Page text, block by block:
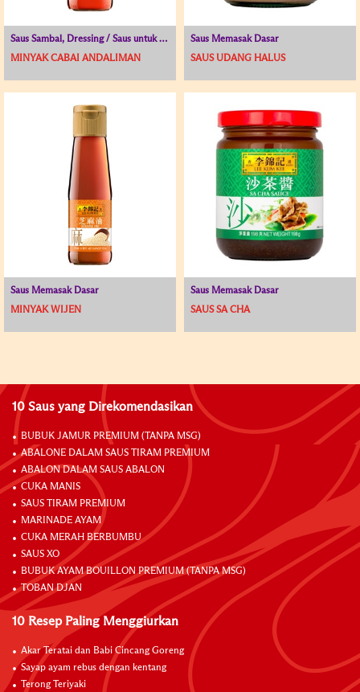
Saus Sambal, Dressing / Saus untuk Hidangan Dingin
MINYAK CABAI ANDALIMAN
Saus Memasak Dasar
SAUS UDANG HALUS
Saus Memasak Dasar
MINYAK WIJEN
Saus Memasak Dasar
SAUS SA CHA
10 Saus yang Direkomendasikan
BUBUK JAMUR PREMIUM (TANPA MSG)
ABALONE DALAM SAUS TIRAM PREMIUM
ABALON DALAM SAUS ABALON
CUKA MANIS
SAUS TIRAM PREMIUM
MARINADE AYAM
CUKA MERAH BERBUMBU
SAUS XO
BUBUK AYAM BOUILLON PREMIUM (TANPA MSG)
TOBAN DJAN
10 Resep Paling Menggiurkan
Akar Teratai dan Babi Cincang Goreng
Sayap ayam rebus dengan kentang
Terong Teriyaki